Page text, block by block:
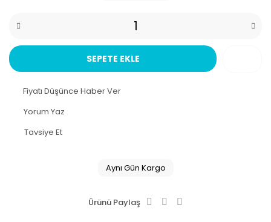
SEPETE EKLE
Fiyatı Düşünce Haber Ver
Yorum Yaz
Tavsiye Et
Aynı Gün Kargo
Ürünü Paylaş